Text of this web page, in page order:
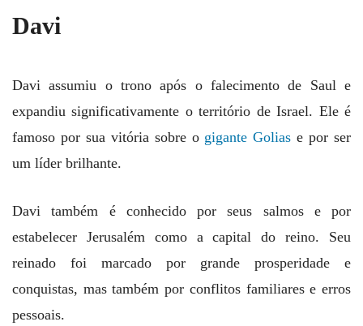
Davi
Davi assumiu o trono após o falecimento de Saul e
expandiu significativamente o território de Israel. Ele é
famoso por sua vitória sobre o gigante Golias e por ser
um líder brilhante.
Davi também é conhecido por seus salmos e por
estabelecer Jerusalém como a capital do reino. Seu
reinado foi marcado por grande prosperidade e
conquistas, mas também por conflitos familiares e erros
pessoais.